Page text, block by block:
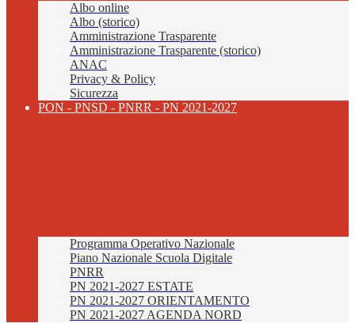
Albo online
Albo (storico)
Amministrazione Trasparente
Amministrazione Trasparente (storico)
ANAC
Privacy & Policy
Sicurezza
PON - PNSD - PNRR - PN 2021-2027
Programma Operativo Nazionale
Piano Nazionale Scuola Digitale
PNRR
PN 2021-2027 ESTATE
PN 2021-2027 ORIENTAMENTO
PN 2021-2027 AGENDA NORD